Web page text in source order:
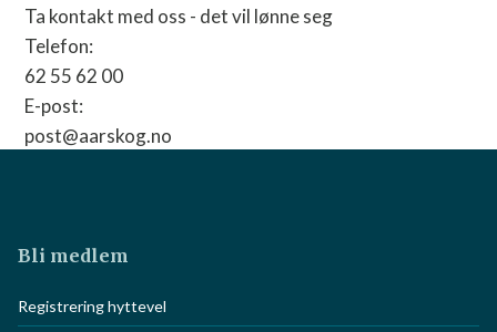
Ta kontakt med oss - det vil lønne seg
Telefon:
62 55 62 00
E-post:
post@aarskog.no
Bli medlem
Registrering hyttevel